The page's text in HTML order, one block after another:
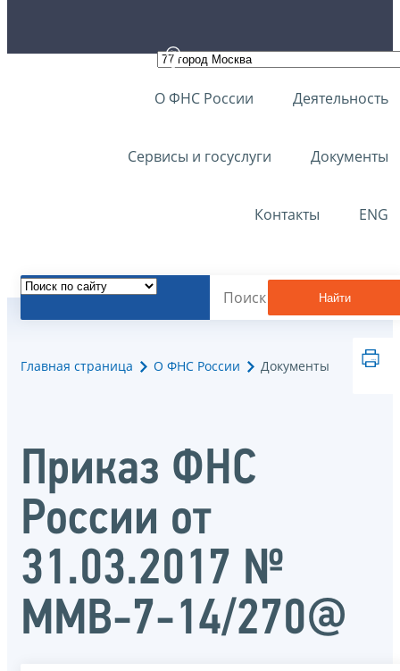
О ФНС России Деятельность
Сервисы и госуслуги Документы
Контакты ENG
Найти
Главная страница О ФНС России Документы
Приказ ФНС
России от
31.03.2017 №
ММВ-7-14/270@